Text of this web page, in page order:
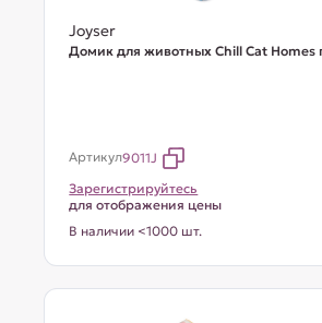
Joyser
Домик для животных Chill Cat Homes
Артикул9011J
Зарегистрируйтесь
для отображения цены
В наличии <1000 шт.